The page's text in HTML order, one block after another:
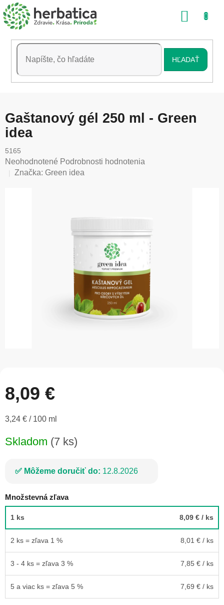
Prejsť
na
obsah
HĽADAŤ
Gaštanový gél 250 ml - Green
idea
5165
Priemerné
hodnotenie
Neohodnotené Podrobnosti hodnotenia
Značka: Green idea
8,09 €
Jednotková
3,24 € / 100 ml
Skladom (7 ks)
Môžeme doručiť do: 12.8.2026
Množstevná zľava
1 ks 8,09 € / ks
2 ks = zľava 1 % 8,01 € / ks
3 - 4 ks = zľava 3 % 7,85 € / ks
5 a viac ks = zľava 5 % 7,69 € / ks